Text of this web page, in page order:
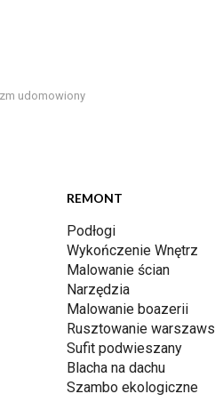
udomowiony
REMONT
Podłogi
Wykończenie Wnętrz
Malowanie ścian
Narzędzia
Malowanie boazerii
Rusztowanie
Sufit podwieszany
Blacha na dachu
Szambo ekologiczne